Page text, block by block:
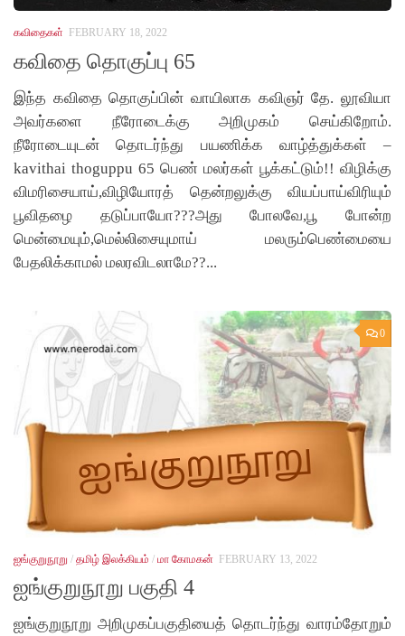
கவிதைகள் FEBRUARY 18, 2022
கவிதை தொகுப்பு 65
இந்த கவிதை தொகுப்பின் வாயிலாக கவிஞர் தே. லூவியா
அவர்களை நீரோடைக்கு அறிமுகம் செய்கிறோம்.
நீரோடையுடன் தொடர்ந்து பயணிக்க வாழ்த்துக்கள் –
kavithai thoguppu 65 பெண் மலர்கள் பூக்கட்டும்!! விழிக்கு
விமரிசையாய்,விழியோரத் தென்றலுக்கு வியப்பாய்விரியும்
பூவிதழை தடுப்பாயோ???அது போலவே,பூ போன்ற
மென்மையும்,மெல்லிசையுமாய் மலரும்பெண்மையை
பேதலிக்காமல் மலரவிடலாமே??...
0
ஐங்குறுநூறு / தமிழ் இலக்கியம் / மா கோமகன் FEBRUARY 13, 2022
ஐங்குறுநூறு பகுதி 4
ஐங்குறுநூறு அறிமுகப்பகுதியைத் தொடர்ந்து வாரம்தோறும்